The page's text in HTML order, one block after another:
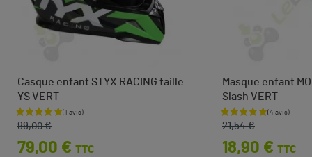
Casque enfant STYX RACING taille
YS VERT
Prix de base
99,00 €
Prix
79,00 € TTC
Masque enfant
Slash VERT
Prix de base
21,54 €
Prix
18,90 € TTC